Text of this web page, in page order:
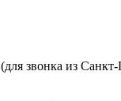
(для звонка из Санкт-